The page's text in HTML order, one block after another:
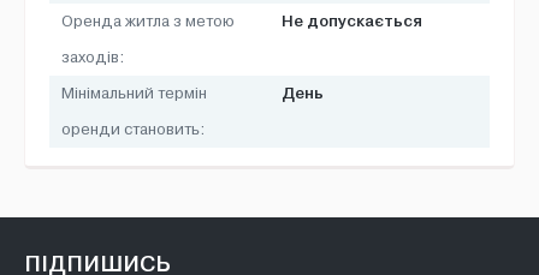
Оренда житла з метою
заходів:
Не допускається
Мінімальний термін
оренди становить:
День
ПІДПИШИСЬ